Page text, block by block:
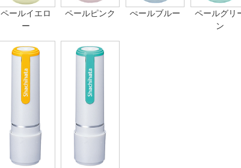
ペールイエロ
ー
ペールピンク ぺールブルー
ペールグリ
ン